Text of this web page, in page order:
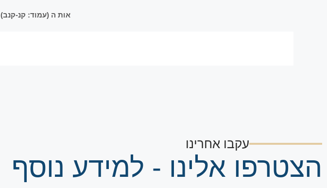
אות ה (עמוד: קנ-קנב)
עקבו אחרינו
הצטרפו אלינו - למידע נוסף